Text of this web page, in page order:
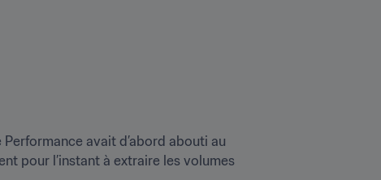
avait d’abord abouti au
pour l’instant à extraire les volumes